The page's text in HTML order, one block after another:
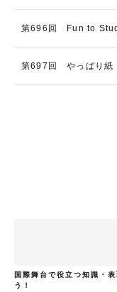
第696回 Fun to
第697回 やっぱり紙
国際舞台で役立つ知識・
う！